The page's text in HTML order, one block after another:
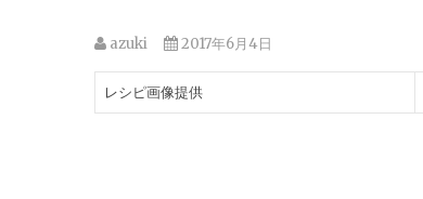
azuki 2017年6月4日
レシピ画像提供